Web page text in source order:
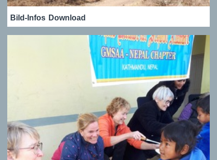
Bild-Infos Download